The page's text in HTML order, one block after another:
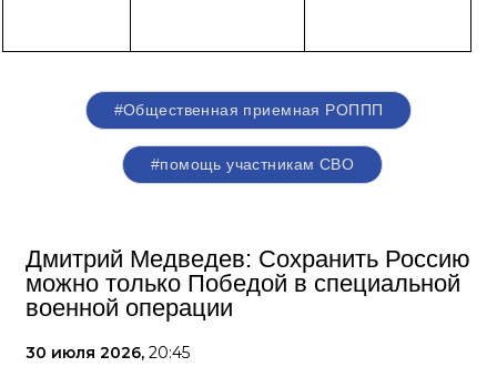
#Общественная приемная РОППП
#помощь участникам СВО
Дмитрий Медведев: Сохранить Россию
можно только Победой в специальной
военной операции
30 июля 2026, 20:45